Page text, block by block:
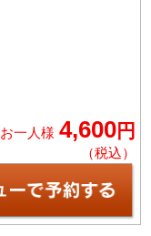
お一人様 4,600円
（税込）